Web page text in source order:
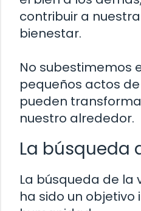
contribuir a
bienestar.
No subestimemos
pequeños actos
pueden
nuestro alrededor.
La búsqueda
La búsqueda de la
ha sido un